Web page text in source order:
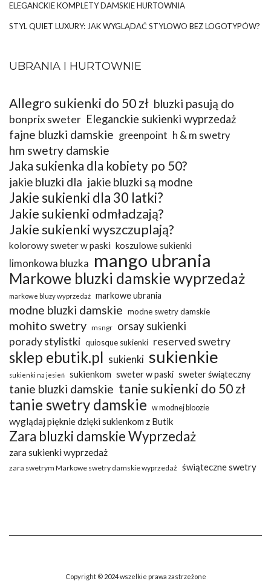
ELEGANCKIE KOMPLETY DAMSKIE HURTOWNIA
STYL QUIET LUXURY: JAK WYGLĄDAĆ STYLOWO BEZ LOGOTYPÓW?
UBRANIA I HURTOWNIE
Allegro sukienki do 50 zł bluzki pasują do
bonprix sweter Eleganckie sukienki wyprzedaż
fajne bluzki damskie greenpoint h & m swetry
hm swetry damskie
Jaka sukienka dla kobiety po 50?
jakie bluzki dla jakie bluzki są modne
Jakie sukienki dla 30 latki?
Jakie sukienki odmładzają?
Jakie sukienki wyszczuplają?
kolorowy sweter w paski koszulowe sukienki
limonkowa bluzka mango ubrania
Markowe bluzki damskie wyprzedaż
markowe bluzy wyprzedaż markowe ubrania
modne bluzki damskie modne swetry damskie
mohito swetry msngr orsay sukienki
porady stylistki quiosque sukienki reserved swetry
sklep ebutik.pl sukienki sukienkie
sukienki na jesień sukienkom sweter w paski sweter świąteczny
tanie bluzki damskie tanie sukienki do 50 zł
tanie swetry damskie w modnej bloozie
wyglądaj pięknie dzięki sukienkom z Butik
Zara bluzki damskie Wyprzedaż
zara sukienki wyprzedaż
zara swetrym Markowe swetry damskie wyprzedaż świąteczne swetry
Copyright © 2024 wszelkie prawa zastrzeżone